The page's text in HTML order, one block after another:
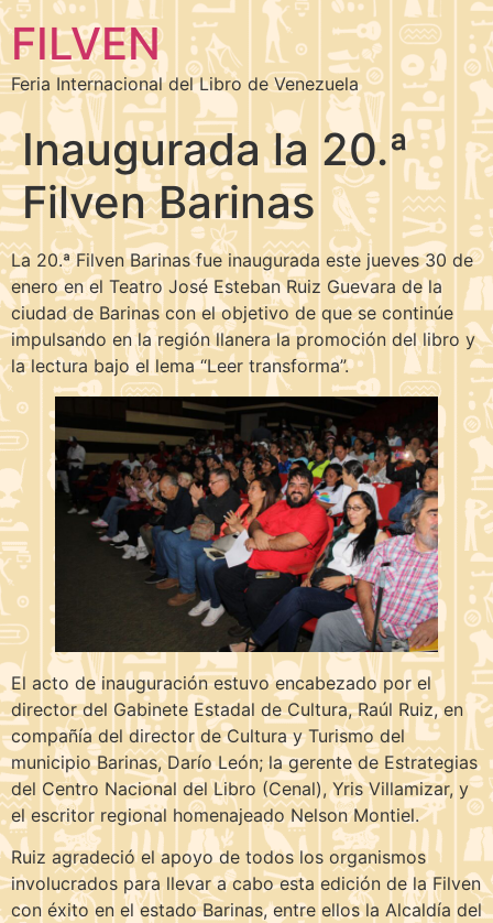
FILVEN
Feria Internacional del Libro de Venezuela
Inaugurada la 20.ª
Filven Barinas
La 20.ª Filven Barinas fue inaugurada este jueves 30 de
enero en el Teatro José Esteban Ruiz Guevara de la
ciudad de Barinas con el objetivo de que se continúe
impulsando en la región llanera la promoción del libro y
la lectura bajo el lema “Leer transforma”.
El acto de inauguración estuvo encabezado por el
director del Gabinete Estadal de Cultura, Raúl Ruiz, en
compañía del director de Cultura y Turismo del
municipio Barinas, Darío León; la gerente de Estrategias
del Centro Nacional del Libro (Cenal), Yris Villamizar, y
el escritor regional homenajeado Nelson Montiel.
Ruiz agradeció el apoyo de todos los organismos
involucrados para llevar a cabo esta edición de la Filven
con éxito en el estado Barinas, entre ellos la Alcaldía del